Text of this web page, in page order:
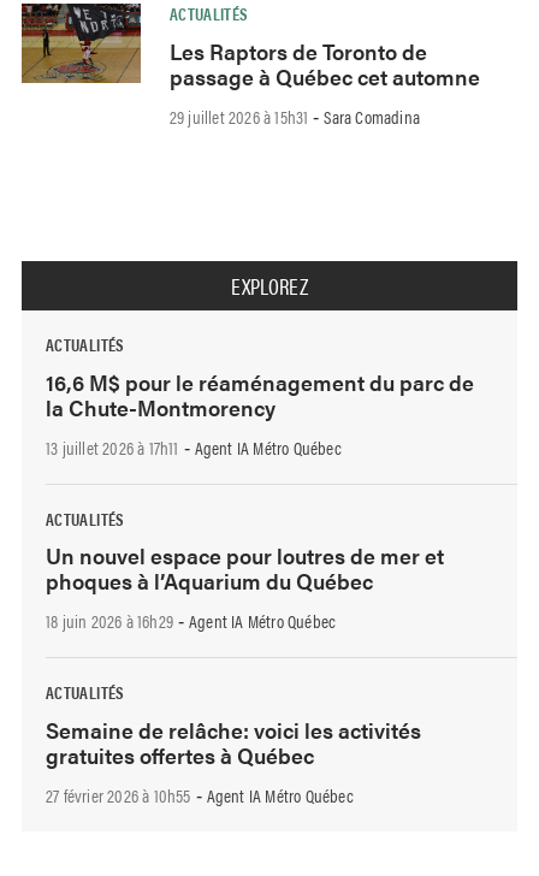
ACTUALITÉS
Les Raptors de Toronto de
passage à Québec cet automne
29 juillet 2026 à 15h31 -Sara Comadina
EXPLOREZ
ACTUALITÉS
16,6 M$ pour le réaménagement du parc de
la Chute-Montmorency
13 juillet 2026 à 17h11 - Agent IA Métro Québec
ACTUALITÉS
Un nouvel espace pour loutres de mer et
phoques à l’Aquarium du Québec
18 juin 2026 à 16h29 - Agent IA Métro Québec
ACTUALITÉS
Semaine de relâche: voici les activités
gratuites offertes à Québec
27 février 2026 à 10h55 - Agent IA Métro Québec